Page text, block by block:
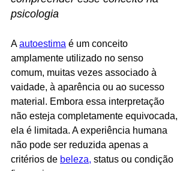
psicologia
A autoestima é um conceito
amplamente utilizado no senso
comum, muitas vezes associado à
vaidade, à aparência ou ao sucesso
material. Embora essa interpretação
não esteja completamente equivocada,
ela é limitada. A experiência humana
não pode ser reduzida apenas a
critérios de beleza, status ou condição